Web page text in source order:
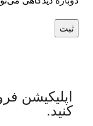
اپلیکیشن
کنید.